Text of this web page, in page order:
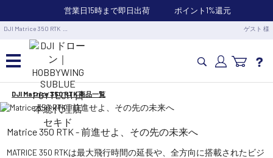
営業日15時まで即日出荷 ポイント1%還元
DJI Matrice 350 RTK … ゲスト 様
カメラドローン・生活家電
カメラ・スタビライザー
DJI Matrice 350 RTK 商品一覧
Matrice 350 RTK - 前進せよ、その先の未来へ
MATRICE 350 RTKは最大飛行時間の延長や、全方向に搭載されたビジ